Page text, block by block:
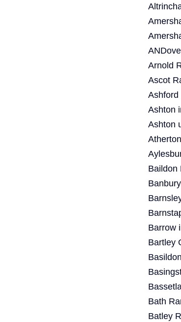
Arnold
Ascot
Ashford
Ashton
Ashton
Baildon
Barrow
Bartley
Bath
Batley